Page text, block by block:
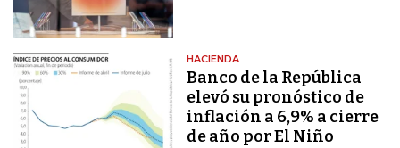
HACIENDA
Banco de la República
elevó su pronóstico de
inflación a 6,9% a cierre
de año por El Niño